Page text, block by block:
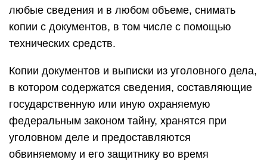
любые сведения и в любом объеме, снимать
копии с документов, в том числе с помощью
технических средств.
Копии документов и выписки из уголовного дела,
в котором содержатся сведения, составляющие
государственную или иную охраняемую
федеральным законом тайну, хранятся при
уголовном деле и предоставляются
обвиняемому и его защитнику во время